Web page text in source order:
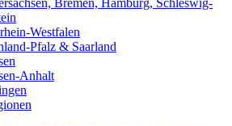
Bremen, Hamburg, Schleswig-
Westfalen
Pfalz & Saarland
Anhalt